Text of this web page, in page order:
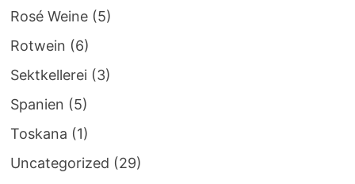
Rosé Weine(5)
Rotwein (6)
Sektkellerei (3)
Spanien (5)
Toskana (1)
Uncategorized (29)